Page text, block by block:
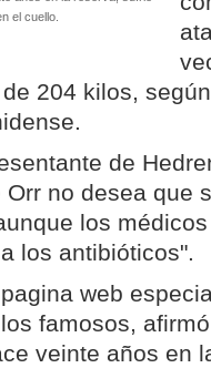
el cuello.
204 kilos,
de
no desea que
los
los antibióticos".
web
famosos,
veinte años en